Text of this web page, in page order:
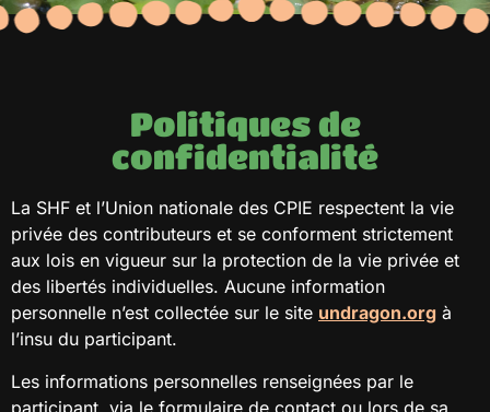
Politiques de
confidentialité
La SHF et l’Union nationale des CPIE respectent la vie
privée des contributeurs et se conforment strictement
aux lois en vigueur sur la protection de la vie privée et
des libertés individuelles. Aucune information
personnelle n’est collectée sur le site undragon.org à
l’insu du participant.
Les informations personnelles renseignées par le
participant, via le formulaire de contact ou lors de sa